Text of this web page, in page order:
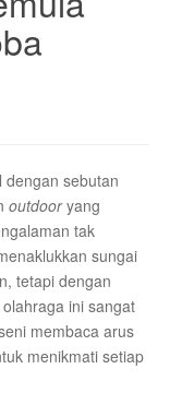
dengan sebutan
outdooryang
tak
sungai
tetapi dengan
ini sangat
membaca arus
menikmati setiap